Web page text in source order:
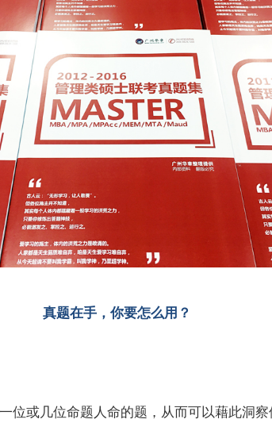
真题在手，你要怎么用？
位或几位命题人命的题，从而可以藉此洞